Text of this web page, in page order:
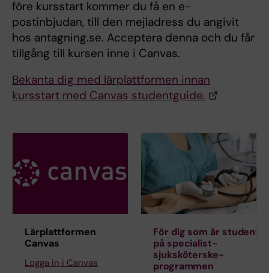
före kursstart kommer du få en e-
postinbjudan, till den mejladress du angivit
hos antagning.se. Acceptera denna och du får
tillgång till kursen inne i Canvas.
Bekanta dig med lärplattformen innan
kursstart med Canvas studentguide.
Lärplattformen
Canvas
Logga in i Canvas
För dig som är student
på specialist­
sjuksköterske­
programmen